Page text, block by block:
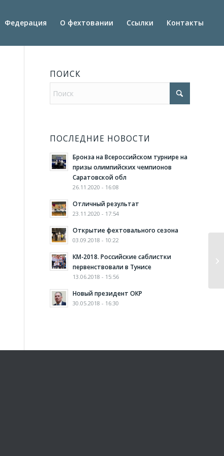
Федерация О фехтовании Ссылки Контакты
ПОИСК
ПОСЛЕДНИЕ НОВОСТИ
Бронза на Всероссийском турнире на
призы олимпийских чемпионов
Саратовской обл
26.11.2020 - 16:08
Отличный результат
23.11.2020 - 17:54
Открытие фехтовального сезона
03.09.2018 - 10:22
КМ-2018. Российские саблистки
первенствовали в Тунисе
13.06.2018 - 15:56
Новый президент ОКР
30.05.2018 - 16:30